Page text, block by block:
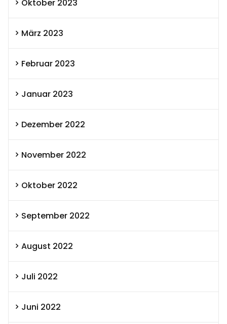
Oktober 2023
März 2023
Februar 2023
Januar 2023
Dezember 2022
November 2022
Oktober 2022
September 2022
August 2022
Juli 2022
Juni 2022